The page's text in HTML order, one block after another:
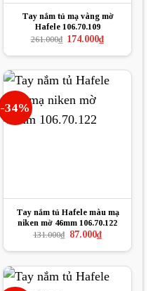
Tay nắm tủ mạ vàng mờ
Hafele 106.70.109
261.000₫ Giá
là:
174.000₫Giá
hiện
tại
174.000₫.
-34%
Tay nắm tủ Hafele màu mạ
niken mờ 46mm 106.70.122
131.000₫ Giá
là:
87.000₫Giá
hiện
tại
87.000₫.